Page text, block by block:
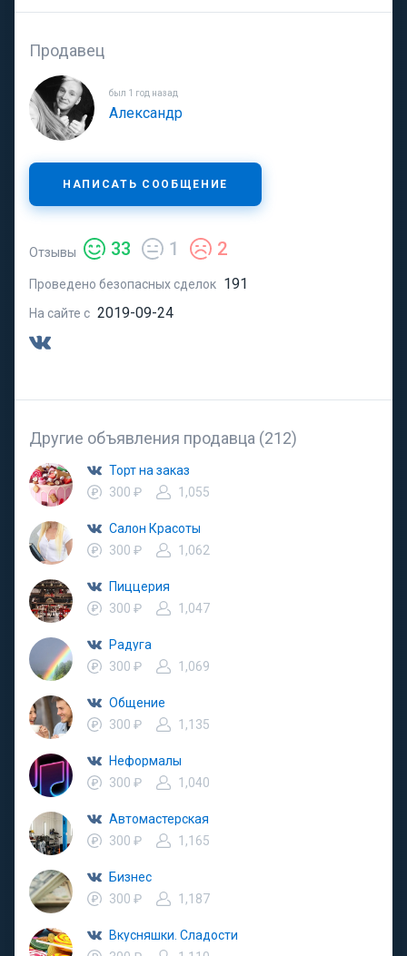
Продавец
был 1 год назад
Александр
НАПИСАТЬ СООБЩЕНИЕ
Отзывы 33 1 2
Проведено безопасных сделок 191
На сайте с 2019-09-24
Другие объявления продавца (212)
Торт на заказ
300 ₽
1,055
Салон Красоты
300 ₽
1,062
Пиццерия
300 ₽
1,047
Радуга
300 ₽
1,069
Общение
300 ₽
1,135
Неформалы
300 ₽
1,040
Автомастерская
300 ₽
1,165
Бизнес
300 ₽
1,187
Вкусняшки. Сладости